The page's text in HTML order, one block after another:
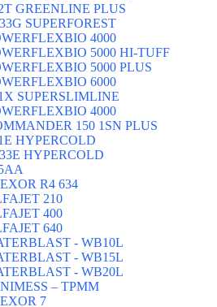
GREENLINE PLUS
SUPERFOREST
4000
5000 HI-TUFF
5000 PLUS
6000
SUPERSLIMLINE
4000
150 1SN PLUS
HYPERCOLD
HYPERCOLD
R4 634
210
400
640
- WB10L
- WB15L
- WB20L
– TPMM
7